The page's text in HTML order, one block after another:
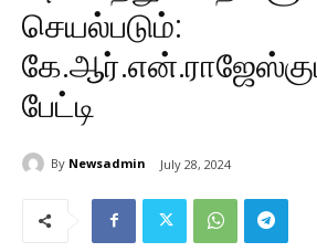
செயல்படும்:
பேட்டி
By Newsadmin July 28, 2024